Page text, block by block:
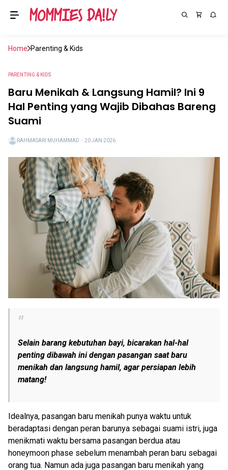
Home Parenting & Kids
PARENTING & KIDS
Baru Menikah & Langsung Hamil? Ini 9
Hal Penting yang Wajib Dibahas Bareng
Suami
RAHMASARI MUHAMMAD ・ 20 JAN 2026
Selain barang kebutuhan bayi, bicarakan hal-hal
penting dibawah ini dengan pasangan saat baru
menikah dan langsung hamil, agar persiapan lebih
matang!
Idealnya, pasangan baru menikah punya waktu untuk
beradaptasi dengan peran barunya sebagai suami istri, juga
menikmati waktu bersama pasangan berdua atau
honeymoon phase sebelum menambah peran baru sebagai
orang tua. Namun ada juga pasangan baru menikah yang